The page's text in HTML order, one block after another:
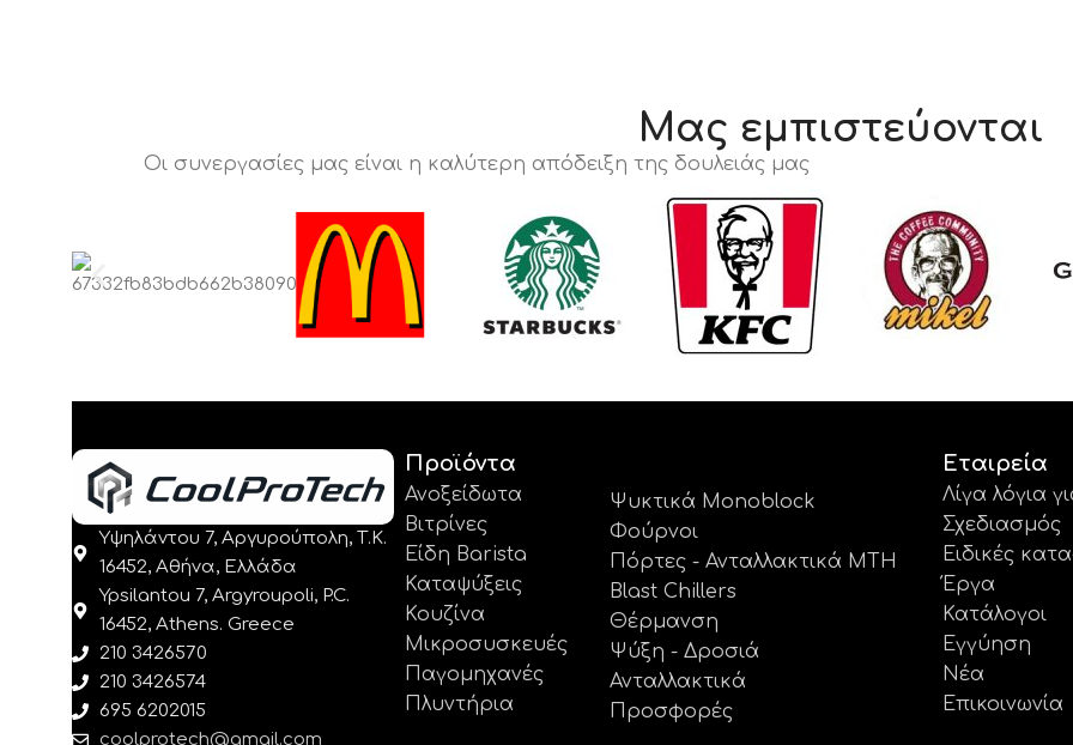
Μας εμπιστεύονται
Οι συνεργασίες μας είναι η καλύτερη απόδειξη της δουλειάς μας
Υψηλάντου 7, Αργυρούπολη, Τ.Κ.
16452, Αθήνα, Ελλάδα
Ypsilantou 7, Argyroupoli, P.C.
16452, Athens. Greece
210 3426570
210 3426574
695 6202015
coolprotech@gmail.com
Προϊόντα
Ανοξείδωτα
Βιτρίνες
Είδη Barista
Καταψύξεις
Κουζίνα
Μικροσυσκευές
Παγομηχανές
Πλυντήρια
Ψυκτικά Monoblock
Φούρνοι
Πόρτες - Ανταλλακτικά MTH
Blast Chillers
Θέρμανση
Ψύξη - Δροσιά
Ανταλλακτικά
Προσφορές
Εταιρεία
Λίγα λόγια
Σχεδιασμός
Ειδικές
Έργα
Κατάλογοι
Εγγύηση
Νέα
Επικοινωνία